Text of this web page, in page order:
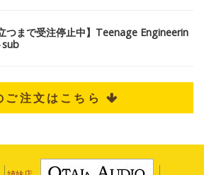
つまで受注停止中】Teenage Engineerin
sub
ご注文はこちら 